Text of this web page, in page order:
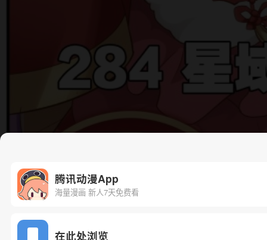
腾讯动漫App
海量漫画 新人7天免费看
在此处浏览